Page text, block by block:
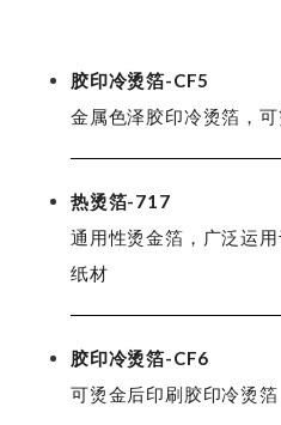
胶印冷烫箔-CF5
金属色泽胶印冷烫箔，
热烫箔-717
通用性烫金箔，广泛运
纸材
胶印冷烫箔-CF6
可烫金后印刷胶印冷烫